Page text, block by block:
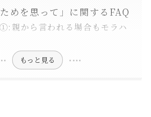
ためを思って」に関するFAQ
親から言われる場合もモラハ
もっと見る